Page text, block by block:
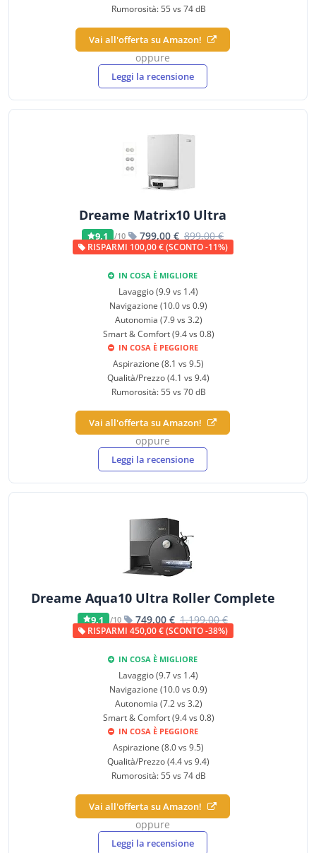
Rumorosità: 55 vs 74 dB
Vai all'offerta su Amazon!
oppure
Leggi la recensione
Dreame Matrix10 Ultra
9,1 /10 799,00 € 899,00 €
RISPARMI 100,00 € (SCONTO -11%)
IN COSA È MIGLIORE
Lavaggio (9.9 vs 1.4)
Navigazione (10.0 vs 0.9)
Autonomia (7.9 vs 3.2)
Smart & Comfort (9.4 vs 0.8)
IN COSA È PEGGIORE
Aspirazione (8.1 vs 9.5)
Qualità/Prezzo (4.1 vs 9.4)
Rumorosità: 55 vs 70 dB
Vai all'offerta su Amazon!
oppure
Leggi la recensione
Dreame Aqua10 Ultra Roller Complete
9,1 /10 749,00 € 1.199,00 €
RISPARMI 450,00 € (SCONTO -38%)
IN COSA È MIGLIORE
Lavaggio (9.7 vs 1.4)
Navigazione (10.0 vs 0.9)
Autonomia (7.2 vs 3.2)
Smart & Comfort (9.4 vs 0.8)
IN COSA È PEGGIORE
Aspirazione (8.0 vs 9.5)
Qualità/Prezzo (4.4 vs 9.4)
Rumorosità: 55 vs 74 dB
Vai all'offerta su Amazon!
oppure
Leggi la recensione